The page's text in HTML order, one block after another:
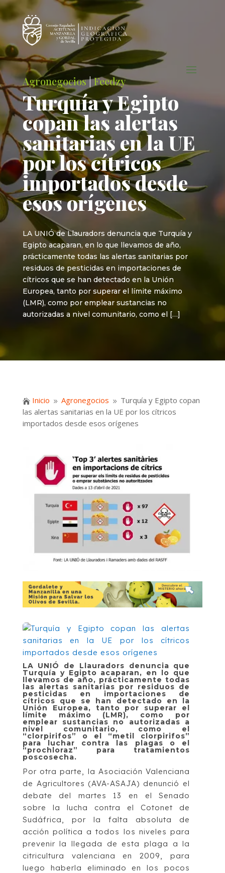
Agronegocios|Feedzy
Turquía y Egipto
copan las alertas
sanitarias en la UE
por los cítricos
importados desde
esos orígenes
LA UNIÓ de Llauradors denuncia que Turquía y
Egipto acaparan, en lo que llevamos de año,
prácticamente todas las alertas sanitarias por
residuos de pesticidas en importaciones de
cítricos que se han detectado en la Unión
Europea, tanto por superar el límite máximo
(LMR), como por emplear sustancias no
autorizadas a nivel comunitario, como el […]
 Inicio 9 Agronegocios 9 Turquía y Egipto copan
las alertas sanitarias en la UE por los cítricos
importados desde esos orígenes
LA UNIÓ de Llauradors denuncia que
Turquía y Egipto acaparan, en lo que
llevamos de año, prácticamente todas
las alertas sanitarias por residuos de
pesticidas en importaciones de
cítricos que se han detectado en la
Unión Europea, tanto por superar el
límite máximo (LMR), como por
emplear sustancias no autorizadas a
nivel comunitario, como el
“clorpirifos” o el “metil clorpirifos”
para luchar contra las plagas o el
“prochloraz” para tratamientos
poscosecha.
Por otra parte, la Asociación Valenciana
de Agricultores (AVA-ASAJA) denunció el
debate del martes 13 en el Senado
sobre la lucha contra el Cotonet de
Sudáfrica, por la falta absoluta de
acción política a todos los niveles para
prevenir la llegada de esta plaga a la
citricultura valenciana en 2009, para
luego haberla eliminado en los pocos